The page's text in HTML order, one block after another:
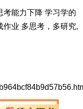
考能力下降 学习学的
作业 多思考，多研究,